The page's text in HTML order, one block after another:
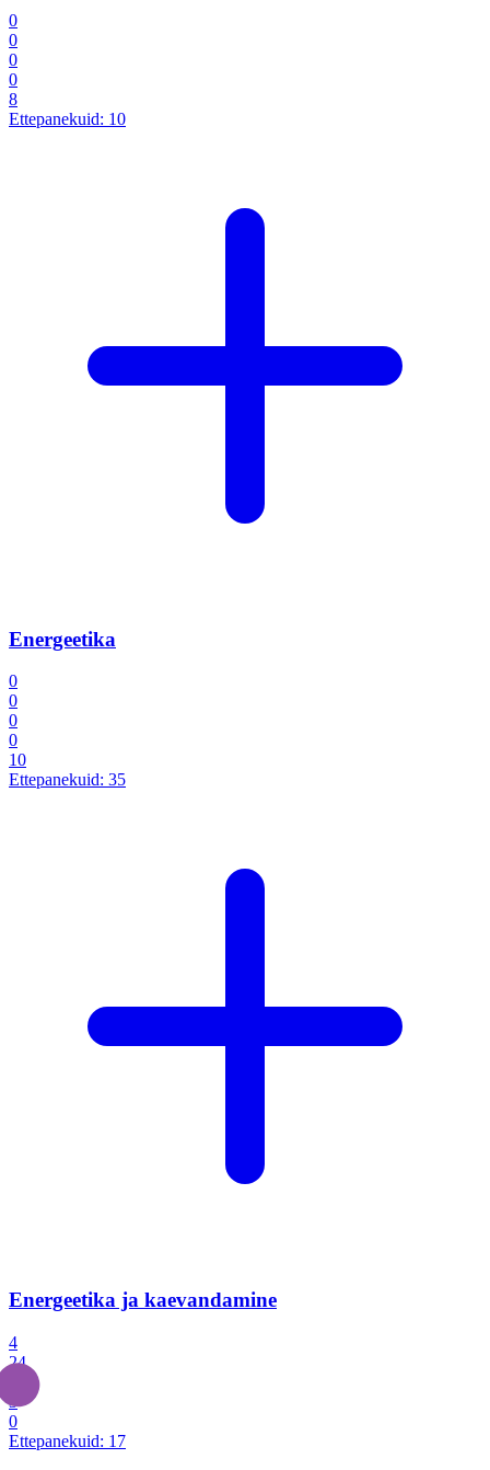
0
0
0
0
8
Ettepanekuid: 10
Energeetika
0
0
0
0
10
Ettepanekuid: 35
Energeetika ja kaevandamine
4
24
3
0
Ettepanekuid: 17